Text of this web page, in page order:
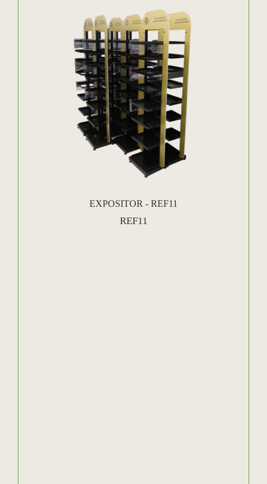
EXPOSITOR - REF11
REF11